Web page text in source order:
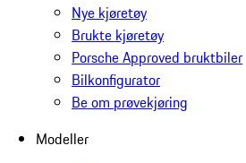
Nye kjøretøy
Brukte kjøretøy
Porsche Approved bruktbiler
Bilkonfigurator
Be om prøvekjøring
Modeller